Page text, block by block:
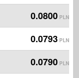
0.0800 PLN
0.0793 PLN
0.0790 PLN